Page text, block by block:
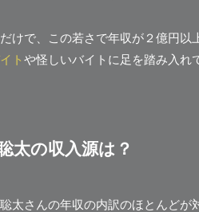
けで、この若さで年収が２億円以
ト や怪しいバイトに足を踏み入れ
太の収入源は？
太さんの年収の内訳のほとんどが